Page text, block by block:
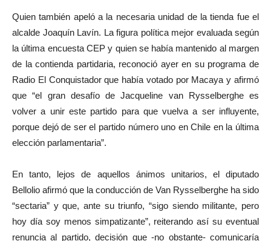
Quien también apeló a la necesaria unidad de la tienda fue el
alcalde Joaquín Lavín. La figura política mejor evaluada según
la última encuesta CEP y quien se había mantenido al margen
de la contienda partidaria, reconoció ayer en su programa de
Radio El Conquistador que había votado por Macaya y afirmó
que “el gran desafío de Jacqueline van Rysselberghe es
volver a unir este partido para que vuelva a ser influyente,
porque dejó de ser el partido número uno en Chile en la última
elección parlamentaria”.
En tanto, lejos de aquellos ánimos unitarios, el diputado
Bellolio afirmó que la conducción de Van Rysselberghe ha sido
“sectaria” y que, ante su triunfo, “sigo siendo militante, pero
hoy día soy menos simpatizante”, reiterando así su eventual
renuncia al partido, decisión que -no obstante- comunicaría